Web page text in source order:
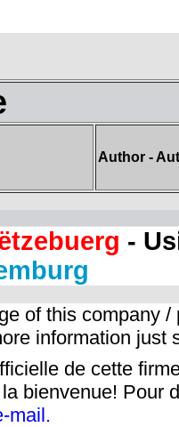
Author -
-
of this company
information just
de cette
bienvenue! Pour
mail.